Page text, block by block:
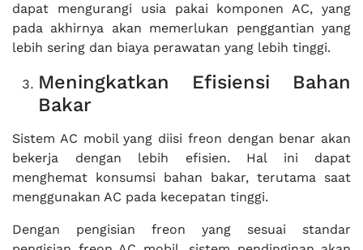
dapat mengurangi usia pakai komponen AC, yang
pada akhirnya akan memerlukan penggantian yang
lebih sering dan biaya perawatan yang lebih tinggi.
Meningkatkan Efisiensi Bahan
Bakar
Sistem AC mobil yang diisi freon dengan benar akan
bekerja dengan lebih efisien. Hal ini dapat
menghemat konsumsi bahan bakar, terutama saat
menggunakan AC pada kecepatan tinggi.
Dengan pengisian freon yang sesuai standar